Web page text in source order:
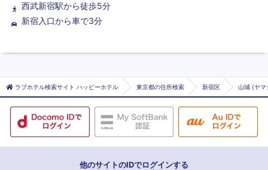
西武新宿駅から徒歩5分
新宿入口から車で3分
ラブホテル検索サイト ハッピーホテル 東京都の住所検索 新宿区 山城 (ヤマ
他のサイトのIDでログインする